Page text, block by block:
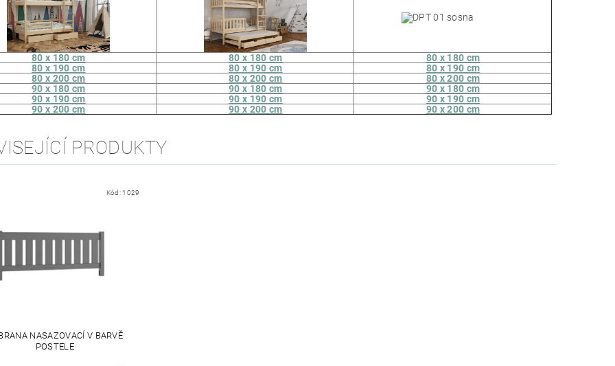
80 x 180 cm 80 x 180 cm
80 x 180 cm
80 x 190 cm
80 x 190 cm
80 x 190 cm
80 x 200 cm
80 x 200 cm
80 x 200 cm
90 x 180 cm
90 x 180 cm
90 x 180 cm
90 x 190 cm
90 x 190 cm
90 x 190 cm
90 x 200 cm
90 x 200 cm 90 x 200 cm
PRODUKTY
Kód: 1029
NASAZOVACÍ V BARVĚ
POSTELE